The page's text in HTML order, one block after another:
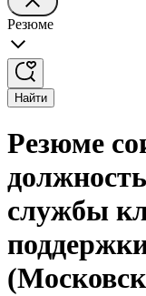
Резюме
Найти
Резюме
службы